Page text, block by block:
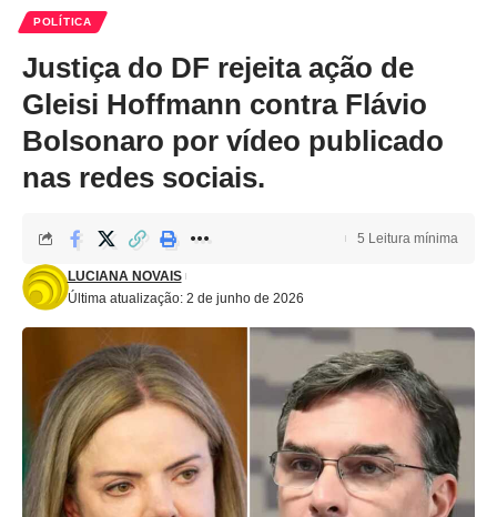
POLÍTICA
Justiça do DF rejeita ação de
Gleisi Hoffmann contra Flávio
Bolsonaro por vídeo publicado
nas redes sociais.
Última atualização: 2 de junho de 2026
LUCIANA NOVAIS
5 Leitura mínima